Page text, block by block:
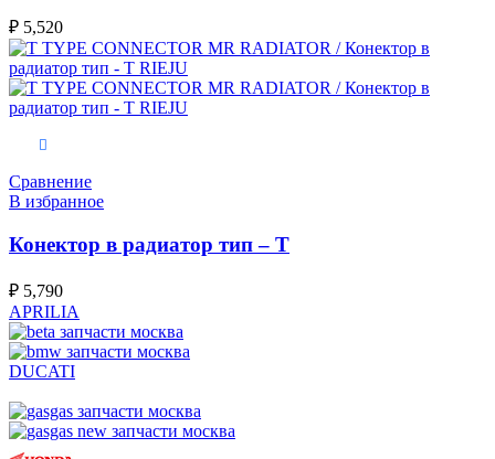
₽ 5,520
Сравнение
В избранное
Конектор в радиатор тип – Т
₽ 5,790
APRILIA
DUCATI